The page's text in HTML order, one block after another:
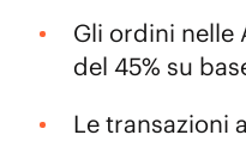
Gli ordini nelle
del 45% su
Le transazioni